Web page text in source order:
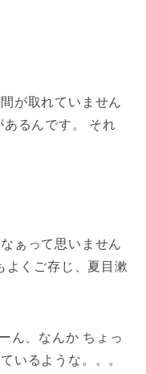
が取れていません
るんです。 それ
ぁって思いません
よくご存じ、夏目漱
ん、なんか ちょっ
いるような。。。